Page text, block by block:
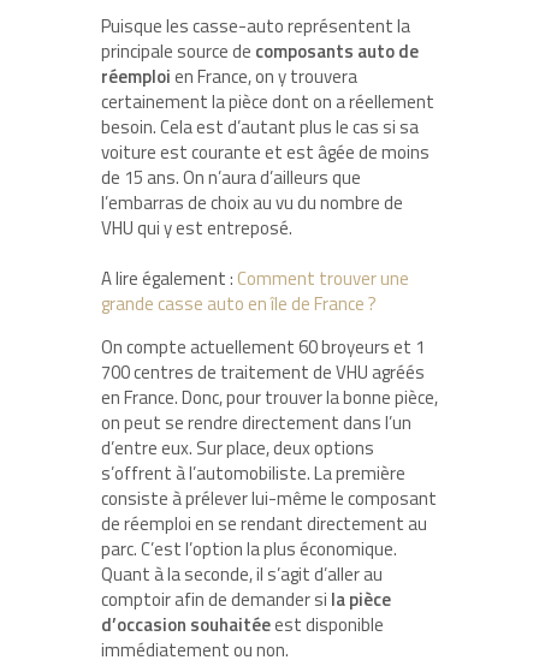
Puisque les casse-auto représentent la
principale source de composants auto de
réemploien France, on y trouvera
certainement la pièce dont on a réellement
besoin. Cela est d’autant plus le cas si sa
voiture est courante et est âgée de moins
de 15 ans. On n’aura d’ailleurs que
l’embarras de choix au vu du nombre de
VHU qui y est entreposé.
A lire également : Comment trouver une
grande casse auto en île de France ?
On compte actuellement 60 broyeurs et 1
700 centres de traitement de VHU agréés
en France. Donc, pour trouver la bonne pièce,
on peut se rendre directement dans l’un
d’entre eux. Sur place, deux options
s’offrent à l’automobiliste. La première
consiste à prélever lui-même le composant
de réemploi en se rendant directement au
parc. C’est l’option la plus économique.
Quant à la seconde, il s’agit d’aller au
comptoir afin de demander si la pièce
d’occasion souhaitéeest disponible
immédiatement ou non.